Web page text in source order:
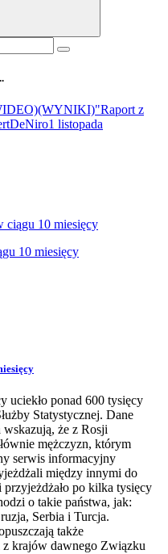
(WYNIKI)"Raport z
1 listopada
ciągu 10 miesięcy
uciekło ponad 600 tysięcy
Statystycznej. Dane
wskazują, że z Rosji
mężczyzn, którym
serwis informacyjny
między innymi do
po kilka tysięcy
o takie państwa, jak:
Serbia i Turcja.
także
krajów dawnego Związku